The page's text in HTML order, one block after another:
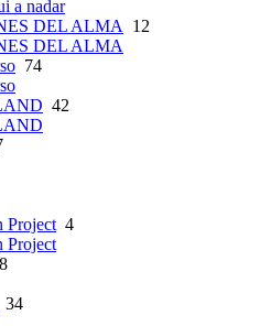
a nadar
DEL ALMA
12
DEL ALMA
74
42
Project 4
Project
8
34